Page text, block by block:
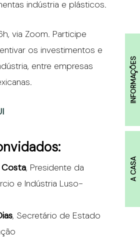
INFORMAÇÕES
A CASA
indústria e plásticos.
via Zoom. Participe
os investimentos e
entre empresas
Costa, Presidente da
e Indústria Luso-
, Secretário de Estado